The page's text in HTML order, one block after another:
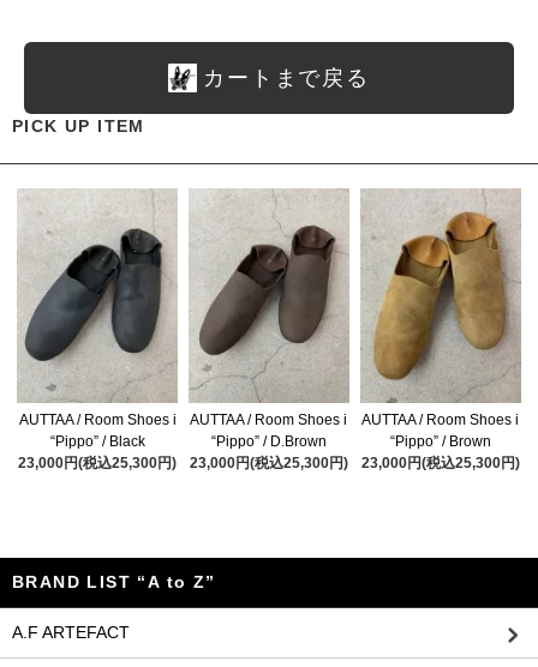
カートまで戻る
PICK UP ITEM
AUTTAA / Room Shoes i
“Pippo” / Black
23,000円(税込25,300円)
AUTTAA / Room Shoes i
“Pippo” / D.Brown
23,000円(税込25,300円)
AUTTAA / Room Shoes i
“Pippo” / Brown
23,000円(税込25,300円)
BRAND LIST “A to Z”
A.F ARTEFACT